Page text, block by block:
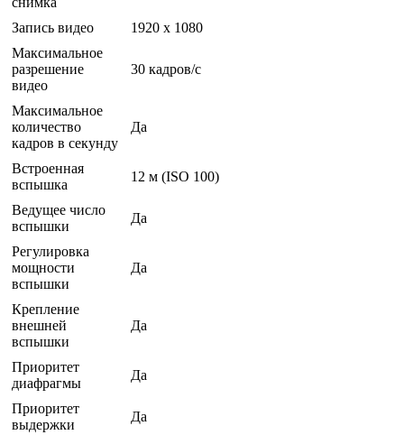
Запись видео
1920 x 1080
Максимальное
разрешение
видео
30 кадров/с
Максимальное
количество
кадров в секунду
Да
Встроенная
вспышка
12 м (ISO 100)
Ведущее число
вспышки
Да
Регулировка
мощности
вспышки
Да
Крепление
внешней
вспышки
Да
Приоритет
диафрагмы
Да
Приоритет
выдержки
Да